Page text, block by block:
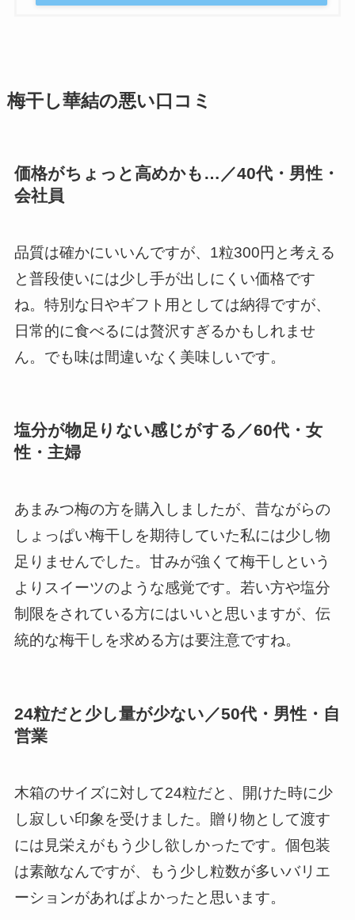
梅干し華結の悪い口コミ
価格がちょっと高めかも…／40代・男性・
会社員
品質は確かにいいんですが、1粒300円と考える
と普段使いには少し手が出しにくい価格です
ね。特別な日やギフト用としては納得ですが、
日常的に食べるには贅沢すぎるかもしれませ
ん。でも味は間違いなく美味しいです。
塩分が物足りない感じがする／60代・女
性・主婦
あまみつ梅の方を購入しましたが、昔ながらの
しょっぱい梅干しを期待していた私には少し物
足りませんでした。甘みが強くて梅干しという
よりスイーツのような感覚です。若い方や塩分
制限をされている方にはいいと思いますが、伝
統的な梅干しを求める方は要注意ですね。
24粒だと少し量が少ない／50代・男性・自
営業
木箱のサイズに対して24粒だと、開けた時に少
し寂しい印象を受けました。贈り物として渡す
には見栄えがもう少し欲しかったです。個包装
は素敵なんですが、もう少し粒数が多いバリエ
ーションがあればよかったと思います。